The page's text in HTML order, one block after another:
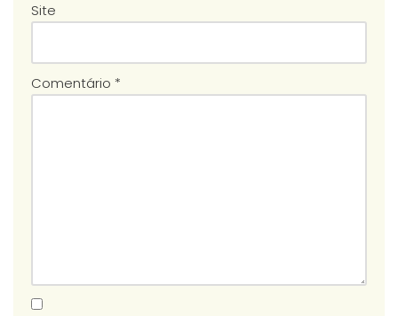
Site
Comentário *